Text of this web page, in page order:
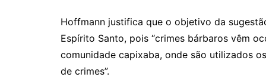
Hoffmann justifica que o objetivo da
Espírito Santo, pois “crimes bárbaros vêm
comunidade capixaba, onde são utilizados
de crimes”.